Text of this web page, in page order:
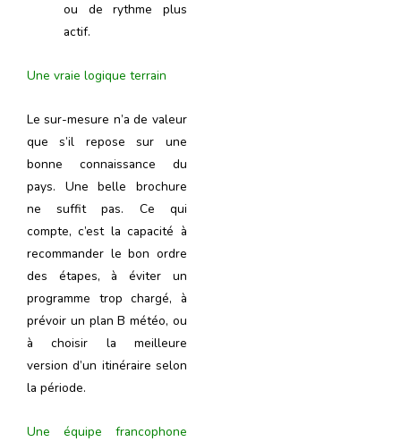
ou de rythme plus
actif.
Une vraie logique terrain
Le sur-mesure n’a de valeur
que s’il repose sur une
bonne connaissance du
pays. Une belle brochure
ne suffit pas. Ce qui
compte, c’est la capacité à
recommander le bon ordre
des étapes, à éviter un
programme trop chargé, à
prévoir un plan B météo, ou
à choisir la meilleure
version d’un itinéraire selon
la période.
Une équipe francophone